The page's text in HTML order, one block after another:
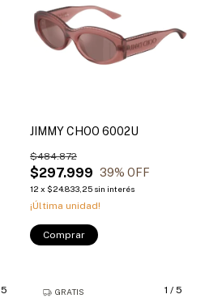
JIMMY CHOO 6002U
$297.999
$484.872
39% OFF
12 x $24.833,25 sin interés
¡Última unidad!
Comprar
5 1 / 5
GRATIS